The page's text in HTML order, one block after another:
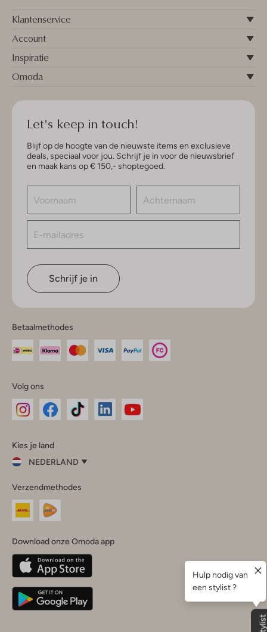
Klantenservice
Account
Inspiratie
Omoda
Let's keep in touch!
Blijf op de hoogte van de nieuwste items en exclusieve
deals, speciaal voor jou. Schrijf je in voor de nieuwsbrief
en maak kans op € 150,- shoptegoed.
Schrijf je in
Betaalmethodes
Volg ons
InstagramFacebook
Kies je land
NEDERLAND
je
land
Nederland
Belgique(Français)
Deutschland
Verzendmethodes
Download onze Omoda app